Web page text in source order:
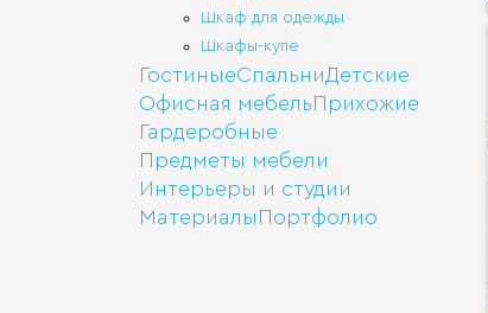
Шкаф для одежды
Шкафы-купе
ГостиныеСпальниДетские
Офисная мебельПрихожие
Гардеробные
Предметы мебели
Интерьеры и студии
Материалы Портфолио